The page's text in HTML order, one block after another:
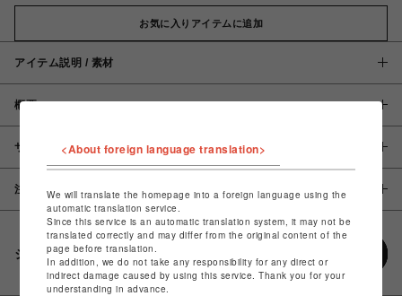
お気に入りアイテムに追加
アイテム説明 / 素材
概要
サイズ
注意事項
シェアする
<About foreign language translation>
We will translate the homepage into a foreign language using the
automatic translation service.
Since this service is an automatic translation system, it may not be
translated correctly and may differ from the original content of the
page before translation.
In addition, we do not take any responsibility for any direct or
indirect damage caused by using this service. Thank you for your
understanding in advance.